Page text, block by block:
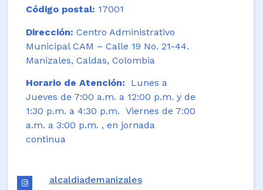
Código postal: 17001
Dirección: Centro Administrativo
Municipal CAM – Calle 19 No. 21-44.
Manizales, Caldas, Colombia
Horario de Atención: Lunes a
Jueves de 7:00 a.m. a 12:00 p.m. y de
1:30 p.m. a 4:30 p.m. Viernes de 7:00
a.m. a 3:00 p.m. , en jornada
continua
alcaldiademanizales